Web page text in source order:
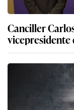
Canciller
vicepresidente